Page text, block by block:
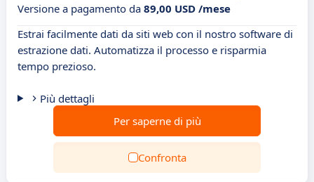
Versione a pagamento da 89,00 USD /mese
Estrai facilmente dati da siti web con il nostro software di
estrazione dati. Automatizza il processo e risparmia
tempo prezioso.
Più dettagli
Per saperne di più
Confronta